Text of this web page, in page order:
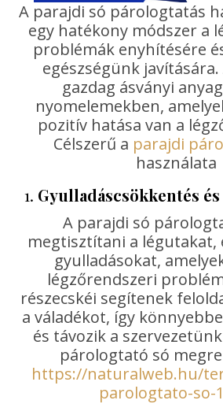
A parajdi só párologtatás hagyományosan
egy hatékony módszer a
problémák enyhítésére
egészségünk
gazdag ásványi
nyomelemekben,
pozitív hatása van a
Célszerű a parajdi
használata
1. Gyulladáscsökkentés
A parajdi só
megtisztítani a légutakat,
gyulladásokat,
légzőrendszeri
részecskéi segítenek
a váladékot, így
és távozik a
párologtató só
https://naturalweb.hu/
parologtato-so-